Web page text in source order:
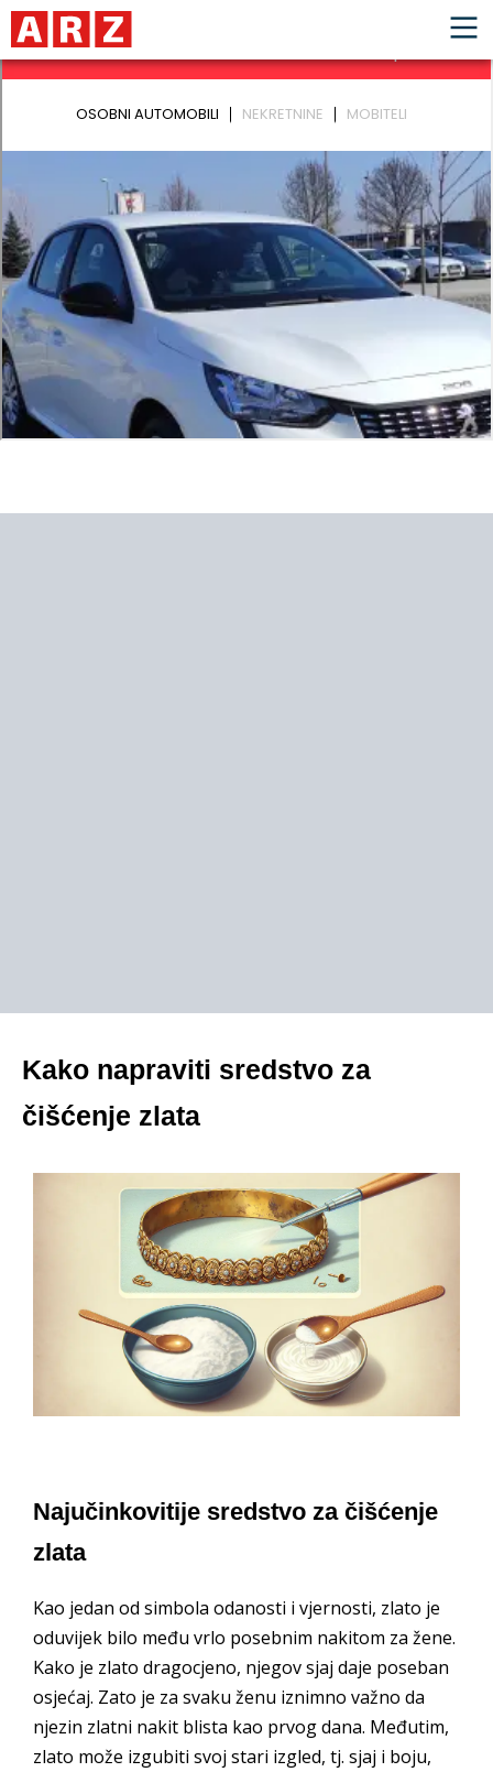
Kako napraviti sredstvo za
čišćenje zlata
Najučinkovitije sredstvo za čišćenje
zlata
Kao jedan od simbola odanosti i vjernosti, zlato je
oduvijek bilo među vrlo posebnim nakitom za žene.
Kako je zlato dragocjeno, njegov sjaj daje poseban
osjećaj. Zato je za svaku ženu iznimno važno da
njezin zlatni nakit blista kao prvog dana. Međutim,
zlato može izgubiti svoj stari izgled, tj. sjaj i boju,